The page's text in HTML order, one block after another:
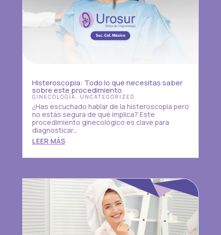
Histeroscopia: Todo lo que necesitas saber
sobre este procedimiento
GINECOLOGÍA , UNCATEGORIZED
¿Has escuchado hablar de la histeroscopia pero
no estás segura de qué implica? Este
procedimiento ginecológico es clave para
diagnosticar...
LEER MÁS